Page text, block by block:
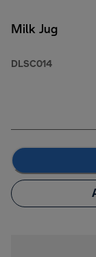
Milk Jug
DLSC014